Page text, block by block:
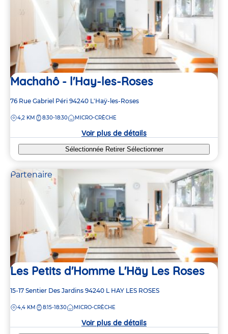
Machahô - l'Hay-les-Roses
Adresse
la
76 Rue Gabriel Péri 94240 L'Haÿ-les-Roses
DISTANCE
4,2 KM 8:30-18:30 MICRO-CRÈCHE
Voir plus de détails
Sélectionnée Retirer Sélectionner
Partenaire
Les Petits d'Homme L'Häy Les Roses
Adresse
la
15-17 Sentier Des Jardins 94240 L HAY LES ROSES
DISTANCE
4,4 KM 8:15-18:30 MICRO-CRÈCHE
Voir plus de détails